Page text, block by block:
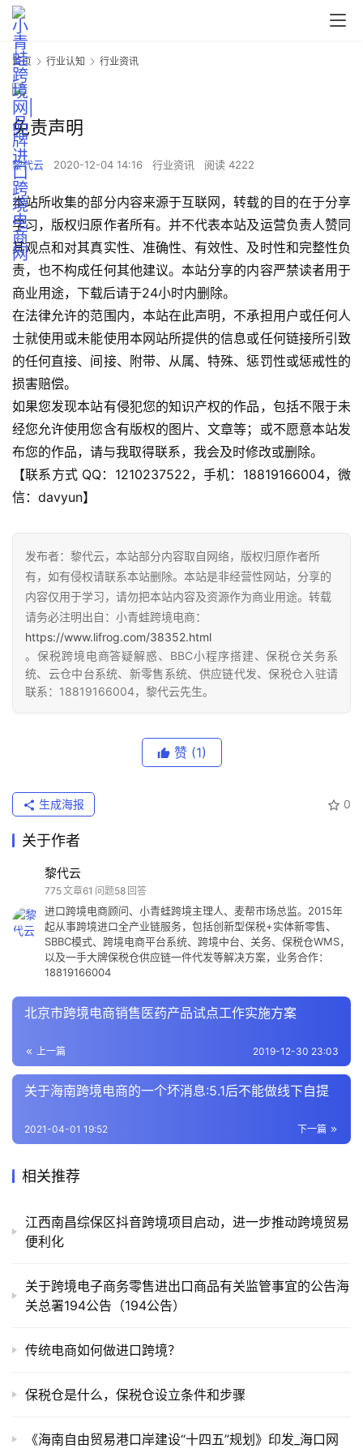
行
业
认
知
营
实
操
跨
境
保
税
储
智
库
址
大
全
问
关
首页 行业认知 行业资讯
免责声明
黎代云 2020-12-04 14:16 行业资讯 阅读 4222
本站所收集的部分内容来源于互联网，转载的目的在于分享
学习，版权归原作者所有。并不代表本站及运营负责人赞同
其观点和对其真实性、准确性、有效性、及时性和完整性负
责，也不构成任何其他建议。本站分享的内容严禁读者用于
商业用途，下载后请于24小时内删除。
在法律允许的范围内，本站在此声明，不承担用户或任何人
士就使用或未能使用本网站所提供的信息或任何链接所引致
的任何直接、间接、附带、从属、特殊、惩罚性或惩戒性的
损害赔偿。
如果您发现本站有侵犯您的知识产权的作品，包括不限于未
经您允许使用您含有版权的图片、文章等；或不愿意本站发
布您的作品，请与我取得联系，我会及时修改或删除。
【联系方式 QQ：1210237522，手机：18819166004，微
信：davyun】
发布者：黎代云，本站部分内容取自网络，版权归原作者所
有，如有侵权请联系本站删除。本站是非经营性网站，分享的
内容仅用于学习，请勿把本站内容及资源作为商业用途。转载
请务必注明出自：小青蛙跨境电商：
https://www.lifrog.com/38352.html
。保税跨境电商答疑解惑、BBC小程序搭建、保税仓关务系
统、云仓中台系统、新零售系统、供应链代发、保税仓入驻请
联系：18819166004，黎代云先生。
赞 (1)
0
生成海报
关于作者
黎代云
775文章61 问题58 回答
进口跨境电商顾问、小青蛙跨境主理人、麦帮市场总监。2015年
起从事跨境进口全产业链服务，包括创新型保税+实体新零售、
SBBC模式、跨境电商平台系统、跨境中台、关务、保税仓WMS，
以及一手大牌保税仓供应链一件代发等解决方案，业务合作：
18819166004
北京市跨境电商销售医药产品试点工作实施方案
上一篇 2019-12-30 23:03
关于海南跨境电商的一个坏消息:5.1后不能做线下自提
下一篇
2021-04-01 19:52
相关推荐
江西南昌综保区抖音跨境项目启动，进一步推动跨境贸易
便利化
关于跨境电子商务零售进出口商品有关监管事宜的公告海
关总署194公告（194公告）
传统电商如何做进口跨境？
保税仓是什么，保税仓设立条件和步骤
《海南自由贸易港口岸建设“十四五”规划》印发_海口网